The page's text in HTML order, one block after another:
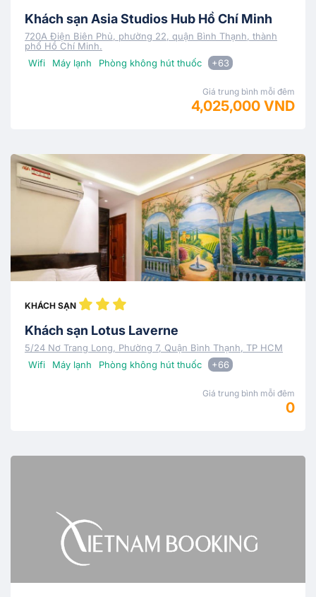
Khách sạn Asia Studios Hub Hồ Chí Minh
720A Điện Biên Phủ, phường 22, quận Bình Thạnh, thành
phố Hồ Chí Minh.
Wifi
Máy lạnh Phòng không hút thuốc +63
Giá trung bình mỗi đêm
4,025,000 VND
KHÁCH SẠN
Khách sạn Lotus Laverne
5/24 Nơ Trang Long, Phường 7, Quận Bình Thạnh, TP HCM
Wifi
Máy lạnh Phòng không hút thuốc +66
Giá trung bình mỗi đêm
0